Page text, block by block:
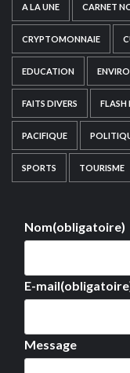
A LA UNE CARNET
CRYPTOMONNAIE
EDUCATION
FAITS DIVERS FLASH
PACIFIQUE
SPORTS TOURISME
Nom(obligatoire)
E-mail
Message